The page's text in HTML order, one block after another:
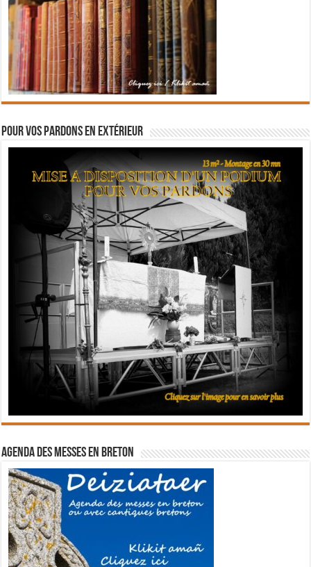
Pour vos pardons en extérieur
Agenda des messes en breton